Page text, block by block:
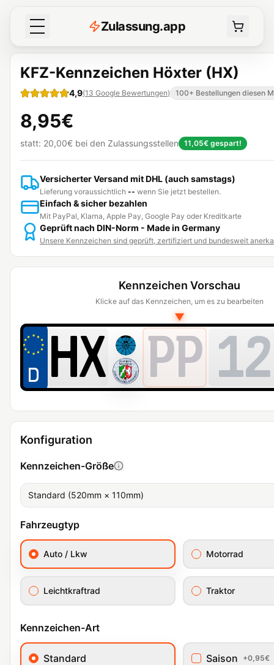
Zulassung.app
KFZ-Kennzeichen Höxter (HX)
4,9(13 Google Bewertungen) 100+ Bestellungen diesen
8,95€
statt: 20,00€ bei den Zulassungsstellen 11,05€ gespart!
Versicherter Versand mit DHL (auch samstags)
Lieferung voraussichtlich -- wenn Sie jetzt bestellen.
Einfach & sicher bezahlen
Mit PayPal, Klarna, Apple Pay, Google Pay oder Kreditkarte
Geprüft nach DIN-Norm - Made in Germany
Unsere Kennzeichen sind geprüft, zertifiziert und bundesweit
Konfiguration
Kennzeichen-Größe
Standard (520mm × 110mm)
Fahrzeugtyp
Auto / Lkw Motorrad
Leichtkraftrad Traktor
Kennzeichen-Art
Standard Saison +0,95€
Kennzeichen Vorschau
Klicke auf das Kennzeichen, um es zu bearbeiten
▼
PP